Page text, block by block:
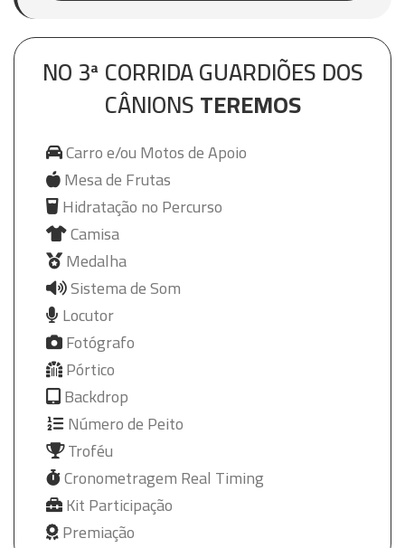
NO 3ª CORRIDA GUARDIÕES DOS
CÂNIONSTEREMOS
Carro e/ou Motos de Apoio
Mesa de Frutas
Hidratação no Percurso
Camisa
Medalha
Sistema de Som
Locutor
Fotógrafo
Pórtico
Backdrop
Número de Peito
Troféu
Cronometragem Real Timing
Kit Participação
Premiação